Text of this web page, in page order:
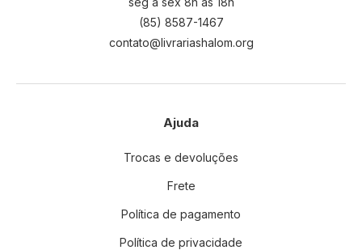
(85) 8587-1467
contato@livrariashalom.org
Ajuda
Trocas e devoluções
Frete
Política de pagamento
Política de privacidade